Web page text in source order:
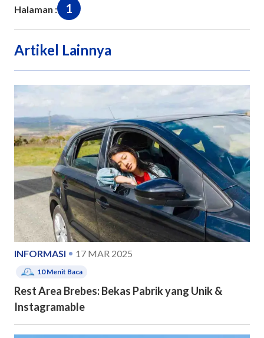
Halaman : 1
Artikel Lainnya
INFORMASI 17 MAR 2025
10Menit Baca
Rest Area Brebes: Bekas Pabrik yang Unik &
Instagramable